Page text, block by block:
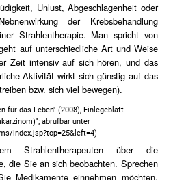
Unlust, Abgeschlagenheit oder
der Krebsbehandlung
Strahlentherapie. Man spricht von
auf unterschiedliche Art und Weise
Zeit intensiv auf sich hören, und das
Aktivität wirkt sich günstig auf das
bzw. sich viel bewegen).
für das Leben" (2008), Einlegeblatt
abrufbar unter
index.jsp?top=25&left=4)
Strahlentherapeuten über die
die Sie an sich beobachten. Sprechen
Medikamente einnehmen möchten.